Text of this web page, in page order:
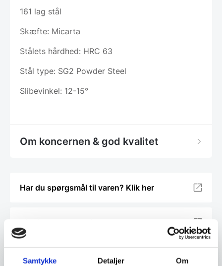
Samtykke Detaljer Om
161 lag stål
Skæfte: Micarta
Stålets hårdhed: HRC 63
Stål type: SG2 Powder Steel
Slibevinkel: 12-15°
Om koncernen & god kvalitet
Har du spørgsmål til varen? Klik her
Vi prismatcher - Klik her
Relaterede varer